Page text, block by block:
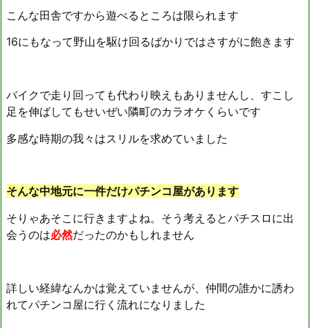
こんな田舎ですから遊べるところは限られます
16にもなって野山を駆け回るばかりではさすがに飽きます
バイクで走り回っても代わり映えもありませんし、すこし
足を伸ばしてもせいぜい隣町のカラオケくらいです
多感な時期の我々はスリルを求めていました
そんな中地元に一件だけパチンコ屋があります
そりゃあそこに行きますよね。そう考えるとパチスロに出
会うのは必然だったのかもしれません
詳しい経緯なんかは覚えていませんが、仲間の誰かに誘わ
れてパチンコ屋に行く流れになりました